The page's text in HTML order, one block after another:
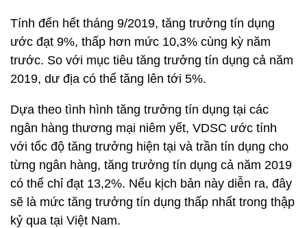
Tính đến hết tháng 9/2019, tăng trưởng tín dụng
ước đạt 9%, thấp hơn mức 10,3% cùng kỳ năm
trước. So với mục tiêu tăng trưởng tín dụng cả năm
2019, dư địa có thể tăng lên tới 5%.
Dựa theo tình hình tăng trưởng tín dụng tại các
ngân hàng thương mại niêm yết, VDSC ước tính
với tốc độ tăng trưởng hiện tại và trần tín dụng cho
từng ngân hàng, tăng trưởng tín dụng cả năm 2019
có thể chỉ đạt 13,2%. Nếu kịch bản này diễn ra, đây
sẽ là mức tăng trưởng tín dụng thấp nhất trong thập
kỷ qua tại Việt Nam.